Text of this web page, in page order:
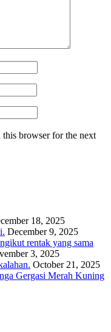
this browser for the next
18, 2025
December 9, 2025
rentak yang sama
3, 2025
October 21, 2025
Gergasi Merah Kuning